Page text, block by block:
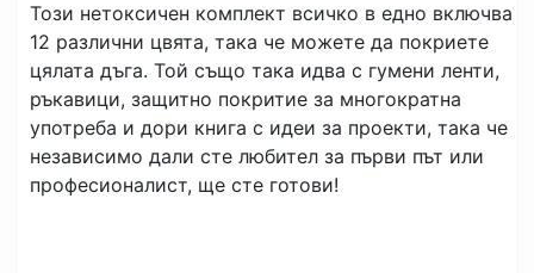
Този нетоксичен комплект всичко в едно включва
12 различни цвята, така че можете да покриете
цялата дъга. Той също така идва с гумени ленти,
ръкавици, защитно покритие за многократна
употреба и дори книга с идеи за проекти, така че
независимо дали сте любител за първи път или
професионалист, ще сте готови!